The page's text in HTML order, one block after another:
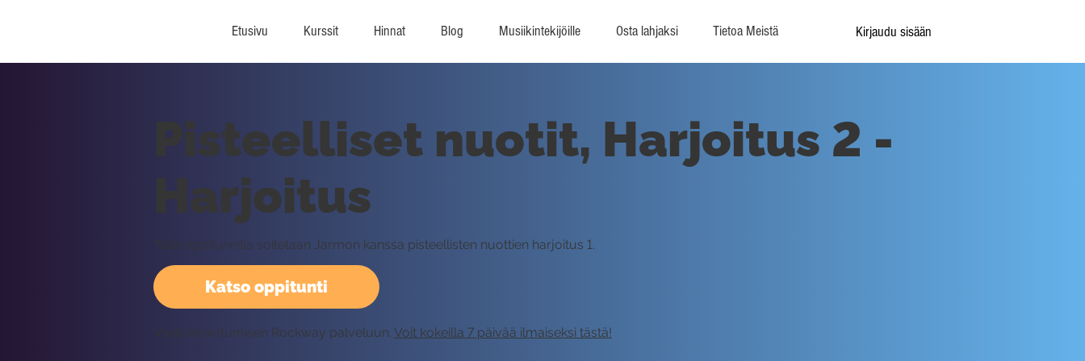
Etusivu Kurssit Hinnat Blog Musiikintekijöille Osta lahjaksi Tietoa Meistä Kirjaudu sisään
Katso oppitunti
Pisteelliset nuotit, Harjoitus 2 -
Harjoitus
Tällä oppitunnilla soitetaan Jarmon kanssa pisteellisten nuottien harjoitus 1.
Vaatii kirjautumisen Rockway palveluun. Voit kokeilla 7 päivää ilmaiseksi tästä!